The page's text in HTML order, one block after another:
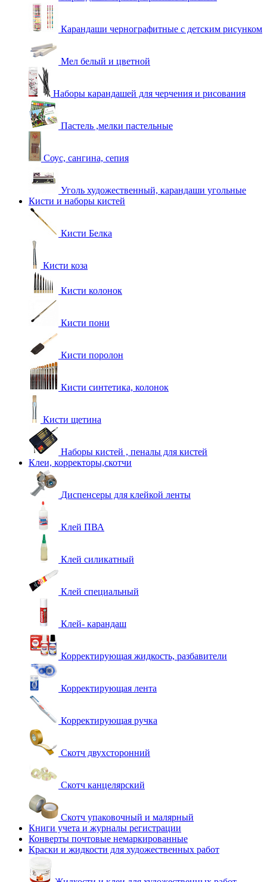
Карандаши чернографитные с детским рисунком
Мел белый и цветной
Наборы карандашей для черчения и рисования
Пастель ,мелки пастельные
Соус, сангина, сепия
Уголь художественный, карандаши угольные
Кисти и наборы кистей
Кисти Белка
Кисти коза
Кисти колонок
Кисти пони
Кисти поролон
Кисти синтетика, колонок
Кисти щетина
Наборы кистей , пеналы для кистей
Клеи, корректоры,скотчи
Диспенсеры для клейкой ленты
Клей ПВА
Клей силикатный
Клей специальный
Клей- карандаш
Корректирующая жидкость, разбавители
Корректирующая лента
Корректирующая ручка
Скотч двухсторонний
Скотч канцелярский
Скотч упаковочный и малярный
Книги учета и журналы регистрации
Конверты почтовые немаркированные
Краски и жидкости для художественных работ